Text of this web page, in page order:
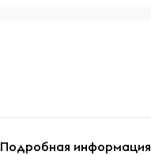
Подробная информация